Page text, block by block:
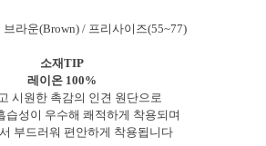
라운(Brown) / 프리사이즈(55~77)
소재TIP
레이온 100%
시원한 촉감의 인견 원단으로
습성이 우수해 쾌적하게 착용되며
부드러워 편안하게 착용됩니다